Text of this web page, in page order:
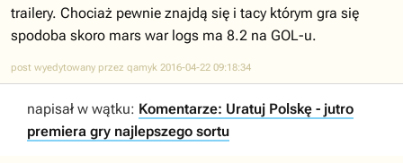
trailery. Chociaż pewnie znajdą się i tacy którym gra się
spodoba skoro mars war logs ma 8.2 na GOL-u.
post wyedytowany przez qamyk 2016-04-22 09:18:34
napisał w wątku: Komentarze: Uratuj Polskę - jutro
premiera gry najlepszego sortu